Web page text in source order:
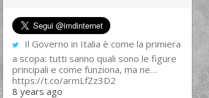
Il Governo in Italia è come la primiera
a scopa: tutti sanno quali sono le figure
principali e come funziona, ma ne…
https://t.co/armLfZz3D2
8 years ago